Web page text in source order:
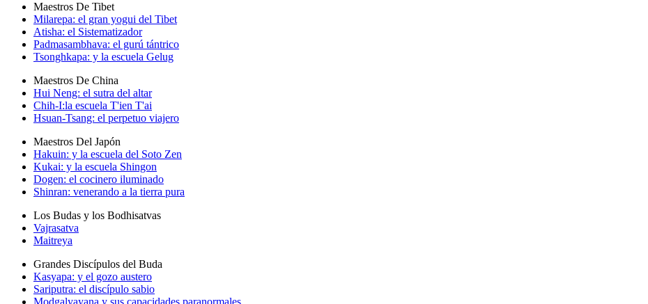
Maestros De Tibet
Milarepa: el gran yogui del Tibet
Atisha: el Sistematizador
Padmasambhava: el gurú tántrico
Tsonghkapa: y la escuela Gelug
Maestros De China
Hui Neng: el sutra del altar
Chih-I:la escuela T'ien T'ai
Hsuan-Tsang: el perpetuo viajero
Maestros Del Japón
Hakuin: y la escuela del Soto Zen
Kukai: y la escuela Shingon
Dogen: el cocinero iluminado
Shinran: venerando a la tierra pura
Los Budas y los Bodhisatvas
Vajrasatva
Maitreya
Grandes Discípulos del Buda
Kasyapa: y el gozo austero
Sariputra: el discípulo sabio
Modgalyayana y sus capacidades paranormales